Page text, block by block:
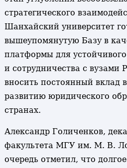
стратегического
Шанхайский университет
вышеупомянутую Базу в
платформы для
и сотрудничества с вузами
вносить постоянный вклад
развитию юридического
странах.
Александр Голиченков,
факультета МГУ им. М. В.
очередь отметил, что